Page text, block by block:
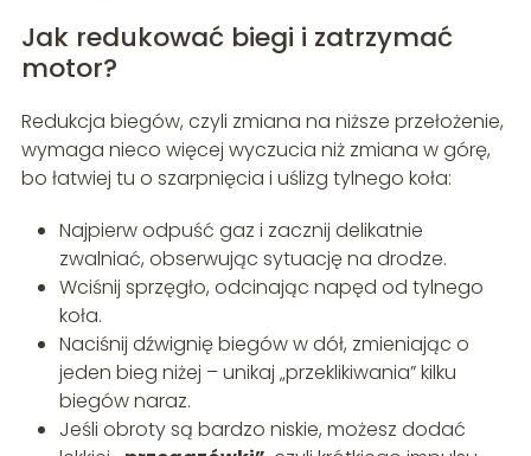
Jak redukować biegi i zatrzymać
motor?
Redukcja biegów, czyli zmiana na niższe przełożenie,
wymaga nieco więcej wyczucia niż zmiana w górę,
bo łatwiej tu o szarpnięcia i uślizg tylnego koła:
Najpierw odpuść gaz i zacznij delikatnie
zwalniać, obserwując sytuację na drodze.
Wciśnij sprzęgło, odcinając napęd od tylnego
koła.
Naciśnij dźwignię biegów w dół, zmieniając o
jeden bieg niżej – unikaj „przeklikiwania” kilku
biegów naraz.
Jeśli obroty są bardzo niskie, możesz dodać